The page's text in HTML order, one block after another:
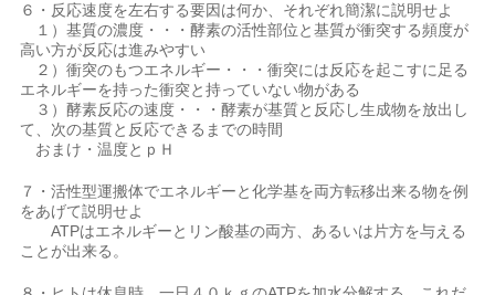
６・反応速度を左右する要因は何か、それぞれ簡潔に説明せよ
１）基質の濃度・・・酵素の活性部位と基質が衝突する頻度が
高い方が反応は進みやすい
２）衝突のもつエネルギー・・・衝突には反応を起こすに足る
エネルギーを持った衝突と持っていない物がある
３）酵素反応の速度・・・酵素が基質と反応し生成物を放出し
て、次の基質と反応できるまでの時間
おまけ・温度とｐＨ
７・活性型運搬体でエネルギーと化学基を両方転移出来る物を例
をあげて説明せよ
ATPはエネルギーとリン酸基の両方、あるいは片方を与える
ことが出来る。